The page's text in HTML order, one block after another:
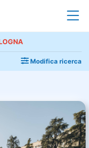
Modifica ricerca